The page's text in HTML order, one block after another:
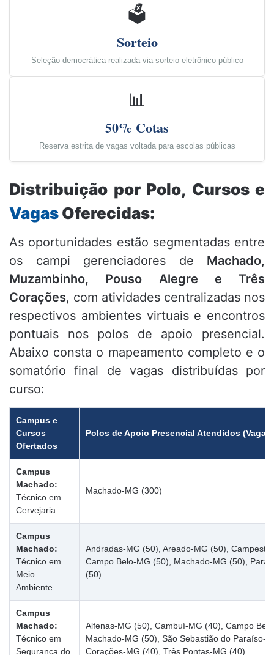
🗳️
Sorteio
Seleção democrática realizada via sorteio eletrônico público
📊
50% Cotas
Reserva estrita de vagas voltada para escolas públicas
Distribuição por Polo, Cursos e
VagasOferecidas:
As oportunidades estão segmentadas entre
os campi gerenciadores de Machado,
Muzambinho, Pouso Alegre e Três
Corações, com atividades centralizadas nos
respectivos ambientes virtuais e encontros
pontuais nos polos de apoio presencial.
Abaixo consta o mapeamento completo e o
somatório final de vagas distribuídas por
curso:
Campus e
Cursos
Ofertados
Polos de Apoio Presencial Atendidos
Campus
Machado:
Técnico em
Cervejaria
Machado-MG (300)
Campus
Machado:
Técnico em
Meio
Ambiente
Andradas-MG (50), Areado-MG (50),
Campo Belo-MG (50), Machado-MG (50),
(50)
Campus
Machado:
Técnico em
Segurança do
Alfenas-MG (50), Cambuí-MG (40), Campo
Machado-MG (50), São Sebastião do Paraíso-
Corações-MG (40), Três Pontas-MG (40)